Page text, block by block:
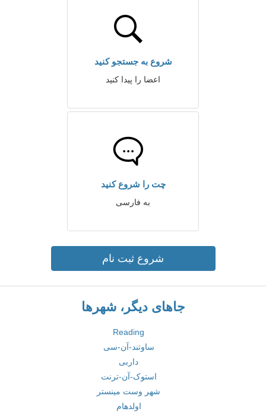
شروع به جستجو کنید
اعضا را پیدا کنید
چت را شروع کنید
به فارسی
شروع ثبت نام
جاهای دیگر، شهرها
Reading
ساوتند-آن-سی
داربی
استوک-آن-ترنت
شهر وست مینستر
اولدهام